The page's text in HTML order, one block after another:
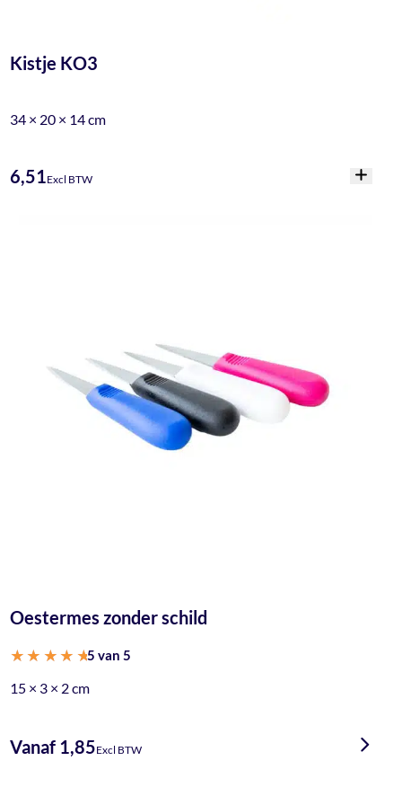
Kistje KO3
34 × 20 × 14 cm
6,51Excl BTW
Oestermes zonder schild
5.00 uit 5
5 van 5
15 × 3 × 2 cm
Vanaf 1,85Excl BTW